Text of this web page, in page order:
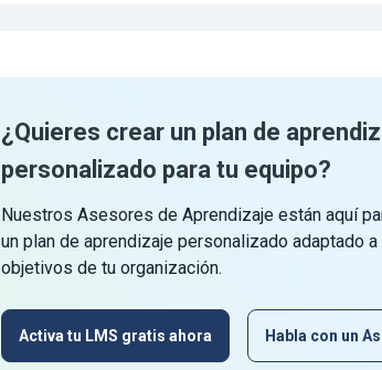
¿Quieres crear un plan de
personalizado para tu equipo?
Nuestros Asesores de Aprendizaje están aquí
un plan de aprendizaje personalizado adaptado
objetivos de tu organización.
Activa tu LMS gratis ahora Habla con un